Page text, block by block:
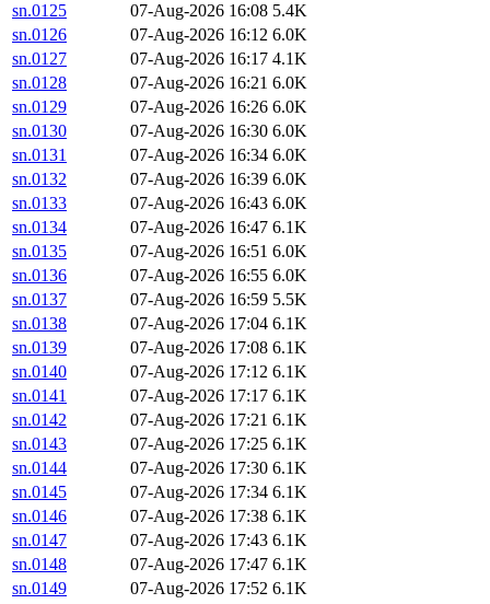
sn.0125
07-Aug-2026 16:08 5.4K
sn.0126
07-Aug-2026 16:12 6.0K
sn.0127
07-Aug-2026 16:17 4.1K
sn.0128
07-Aug-2026 16:21 6.0K
sn.0129
07-Aug-2026 16:26 6.0K
sn.0130
07-Aug-2026 16:30 6.0K
sn.0131
07-Aug-2026 16:34 6.0K
sn.0132
07-Aug-2026 16:39 6.0K
sn.0133
07-Aug-2026 16:43 6.0K
sn.0134
07-Aug-2026 16:47 6.1K
sn.0135
07-Aug-2026 16:51 6.0K
sn.0136
07-Aug-2026 16:55 6.0K
sn.0137
07-Aug-2026 16:59 5.5K
sn.0138
07-Aug-2026 17:04 6.1K
sn.0139
07-Aug-2026 17:08 6.1K
sn.0140
07-Aug-2026 17:12 6.1K
sn.0141
07-Aug-2026 17:17 6.1K
sn.0142
07-Aug-2026 17:21 6.1K
sn.0143
07-Aug-2026 17:25 6.1K
sn.0144
07-Aug-2026 17:30 6.1K
sn.0145
07-Aug-2026 17:34 6.1K
sn.0146
07-Aug-2026 17:38 6.1K
sn.0147
07-Aug-2026 17:43 6.1K
sn.0148
07-Aug-2026 17:47 6.1K
sn.0149
07-Aug-2026 17:52 6.1K